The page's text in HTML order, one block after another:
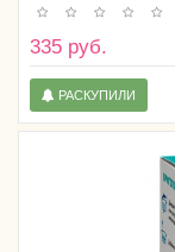
335 руб.
РАСКУПИЛИ